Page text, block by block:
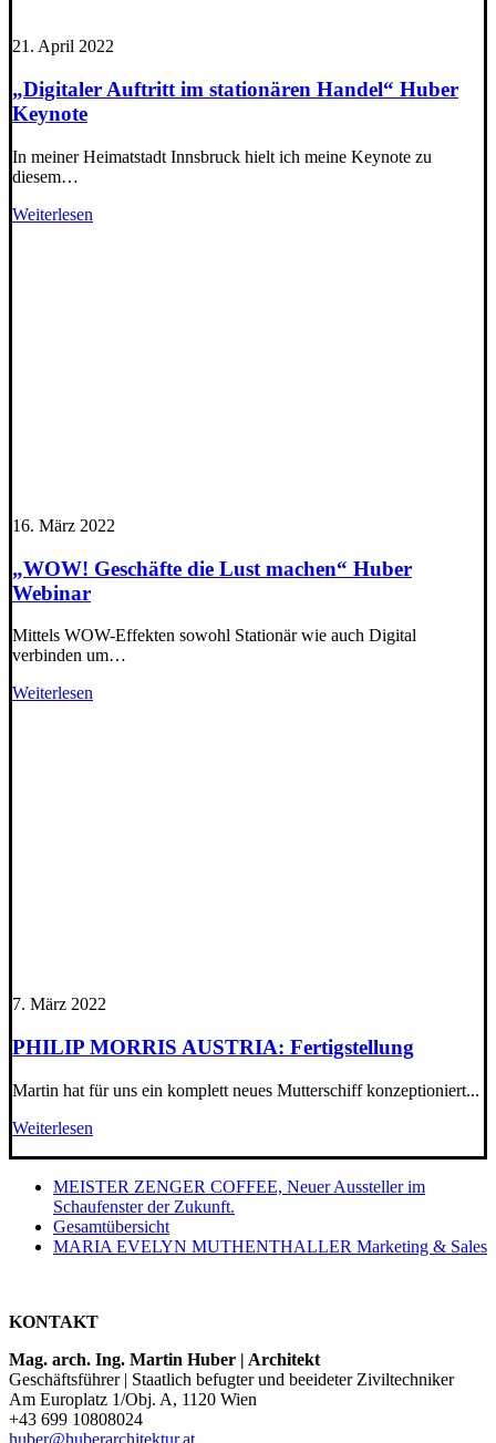
21. April 2022
„Digitaler Auftritt im stationären Handel“ Huber
Keynote
In meiner Heimatstadt Innsbruck hielt ich meine Keynote zu
diesem…
Weiterlesen
16. März 2022
„WOW! Geschäfte die Lust machen“ Huber
Webinar
Mittels WOW-Effekten sowohl Stationär wie auch Digital
verbinden um…
Weiterlesen
7. März 2022
PHILIP MORRIS AUSTRIA: Fertigstellung
Martin hat für uns ein komplett neues Mutterschiff konzeptioniert...
Weiterlesen
MEISTER ZENGER COFFEE, Neuer Aussteller im
Schaufenster der Zukunft.
Gesamtübersicht
MARIA EVELYN MUTHENTHALLER Marketing & Sales
KONTAKT
Mag. arch. Ing. Martin Huber | Architekt
Geschäftsführer | Staatlich befugter und beeideter Ziviltechniker
Am Europlatz 1/Obj. A, 1120 Wien
+43 699 10808024
huber@huberarchitektur.at